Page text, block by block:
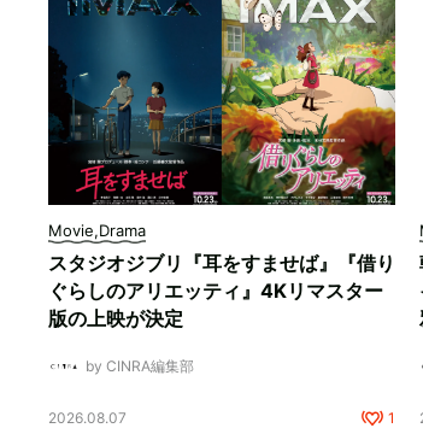
Movie,Drama
スタジオジブリ『耳をすませば』『借り
ぐらしのアリエッティ』4Kリマスター
版の上映が決定
by CINRA編集部
2026.08.07 1